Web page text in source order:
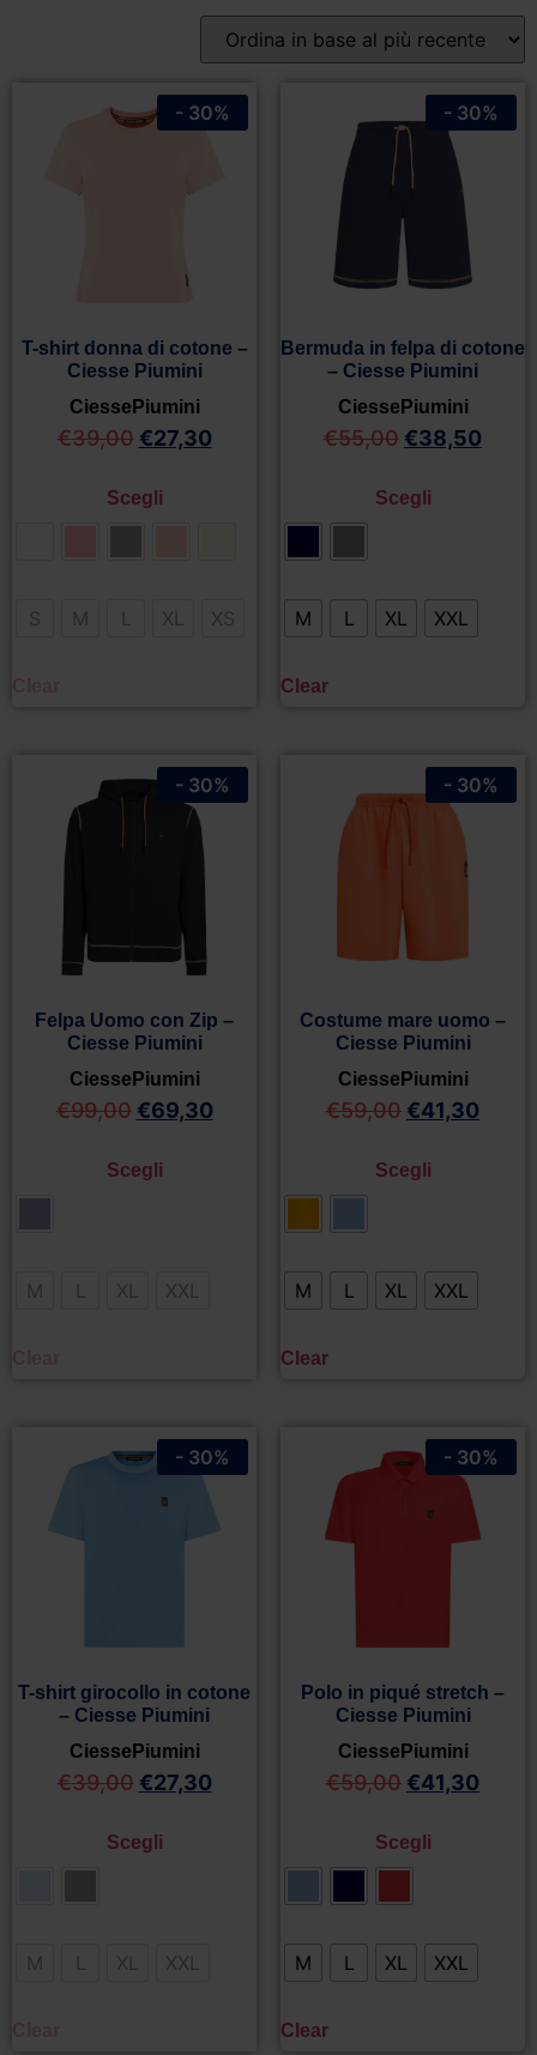
T-shirt donna di cotone –
Ciesse Piumini
CiessePiumini
€39,00 €27,30
Scegli
S M L XL XS
- 30%
Bermuda in felpa di cotone
– Ciesse Piumini
CiessePiumini
€55,00 €38,50
Scegli
M L XL XXL
Clear
- 30%
Felpa Uomo con Zip –
Ciesse Piumini
CiessePiumini
€99,00 €69,30
Scegli
M L XL XXL
- 30%
Costume mare uomo –
Ciesse Piumini
CiessePiumini
€59,00 €41,30
Scegli
M L XL XXL
Clear
- 30%
T-shirt girocollo in cotone
– Ciesse Piumini
CiessePiumini
€39,00 €27,30
Scegli
M L XL XXL
- 30%
Polo in piqué stretch –
Ciesse Piumini
CiessePiumini
€59,00 €41,30
Scegli
M L XL XXL
Clear
- 30%